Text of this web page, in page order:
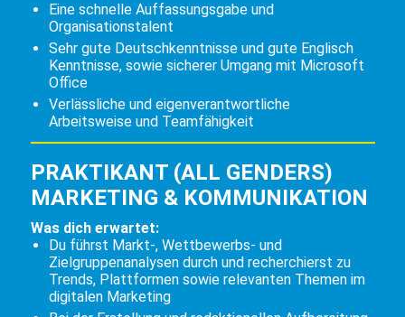
Eine schnelle Auffassungsgabe und
Organisationstalent
Sehr gute Deutschkenntnisse und gute Englisch
Kenntnisse, sowie sicherer Umgang mit Microsoft
Office
Verlässliche und eigenverantwortliche
Arbeitsweise und Teamfähigkeit
PRAKTIKANT (ALL GENDERS)
MARKETING & KOMMUNIKATION
Was dich erwartet:
Du führst Markt-, Wettbewerbs- und
Zielgruppenanalysen durch und recherchierst zu
Trends, Plattformen sowie relevanten Themen im
digitalen Marketing